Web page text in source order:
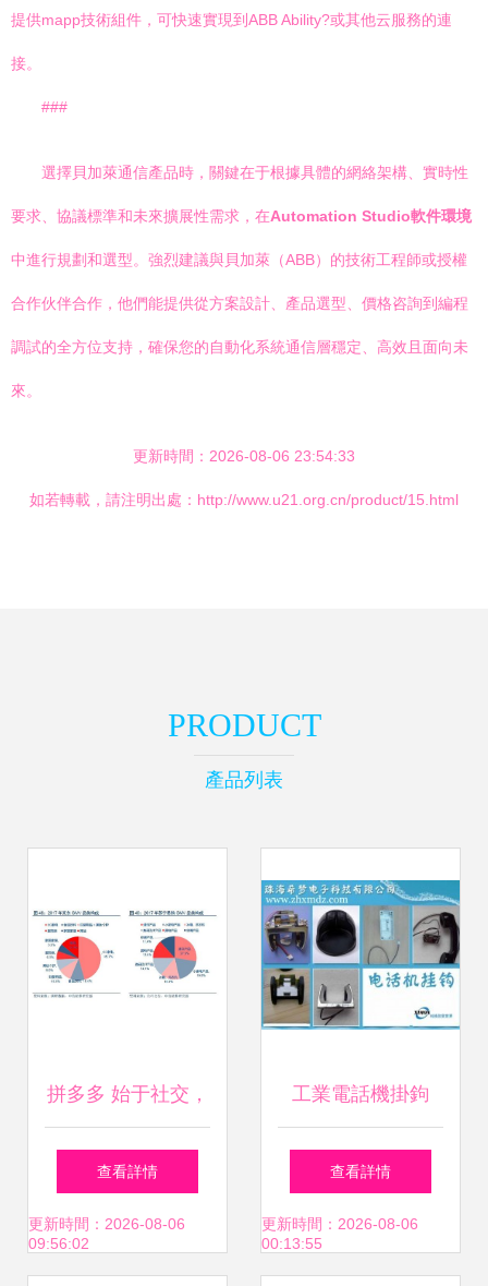
提供mapp技術組件，可快速實現到ABB Ability?或其他云服務的連
接。
###
選擇貝加萊通信產品時，關鍵在于根據具體的網絡架構、實時性
要求、協議標準和未來擴展性需求，在Automation Studio軟件環境
中進行規劃和選型。強烈建議與貝加萊（ABB）的技術工程師或授權
合作伙伴合作，他們能提供從方案設計、產品選型、價格咨詢到編程
調試的全方位支持，確保您的自動化系統通信層穩定、高效且面向未
來。
更新時間：2026-08-06 23:54:33
如若轉載，請注明出處：http://www.u21.org.cn/product/15.html
PRODUCT
產品列表
拼多多 始于社交，
興于低線，囿于基
因
查看詳情
更新時間：2026-08-06
09:56:02
工業電話機掛鉤
（磁感應）金屬配
件 耐用的通信產品
查看詳情
更新時間：2026-08-06
00:13:55